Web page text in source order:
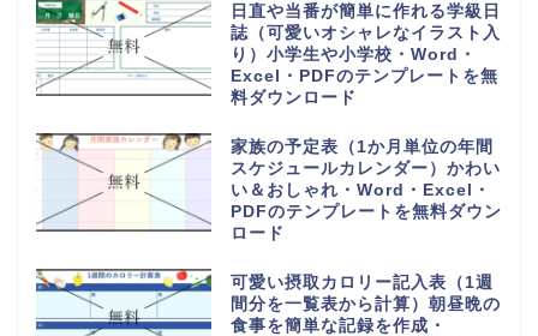
日直や当番が簡単に作れる学級日
誌（可愛いオシャレなイラスト入
り）小学生や小学校・Word・
Excel・PDFのテンプレートを無
料ダウンロード
家族の予定表（1か月単位の年間
スケジュールカレンダー）かわい
い＆おしゃれ・Word・Excel・
PDFのテンプレートを無料ダウン
ロード
可愛い摂取カロリー記入表（1週
間分を一覧表から計算）朝昼晩の
食事を簡単な記録を作成・